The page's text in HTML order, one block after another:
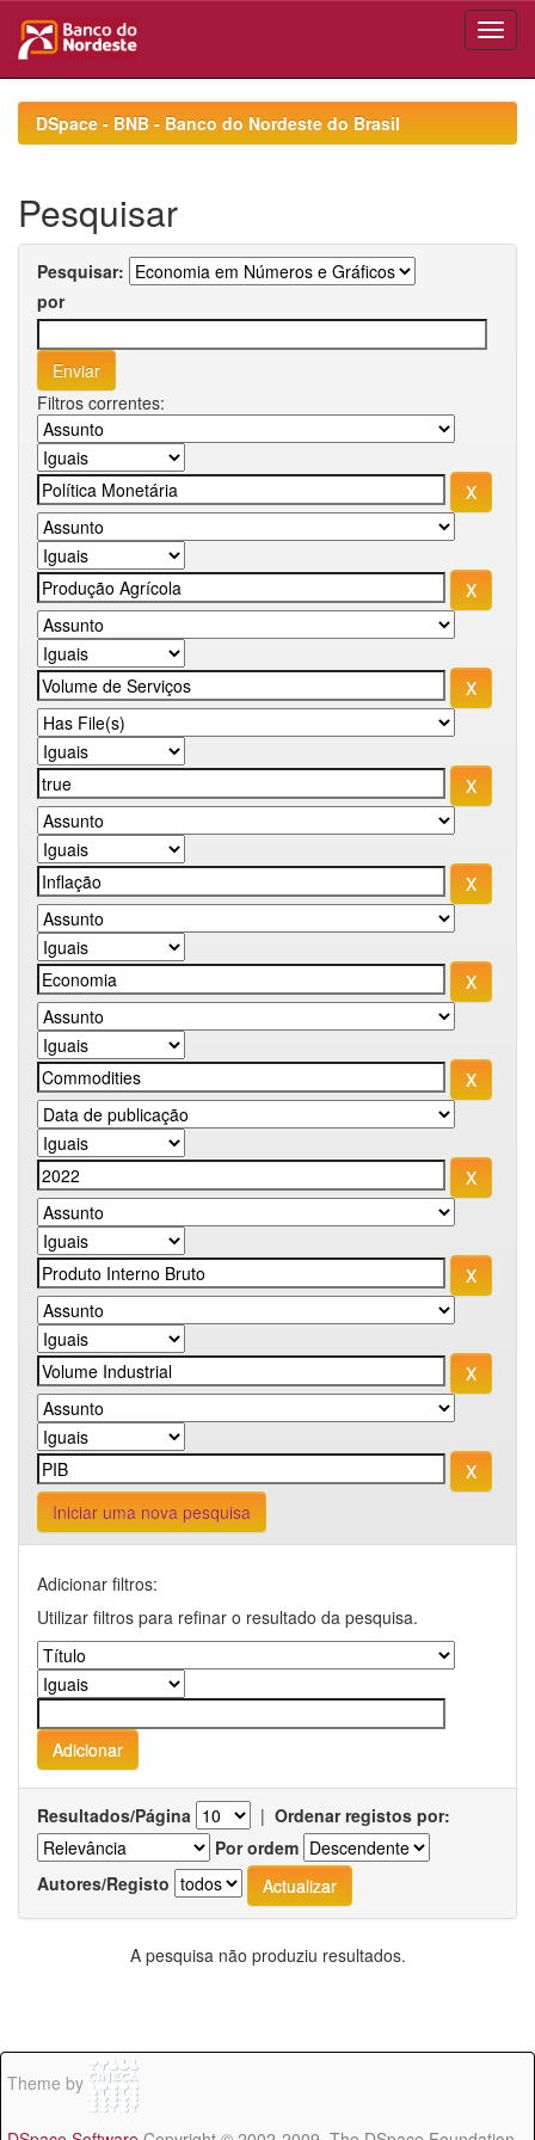
navigationDSpace - BNB - Banco do Nordeste do Brasil
Pesquisar
Pesquisar:
por
Filtros correntes:
Iniciar uma nova pesquisa
Adicionar filtros:
Utilizar filtros para refinar o resultado da pesquisa.
Resultados/Página | Ordenar registos por:
Por ordem
Autores/Registo
A pesquisa não produziu resultados.
Theme by